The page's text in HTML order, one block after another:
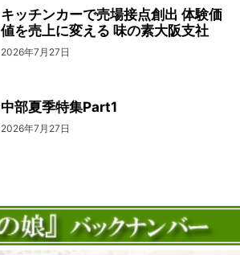
キッチンカーで売場接点創出 体験価
値を売上に変える 味の素大阪支社
2026年7月27日
中部夏季特集Part1
2026年7月27日